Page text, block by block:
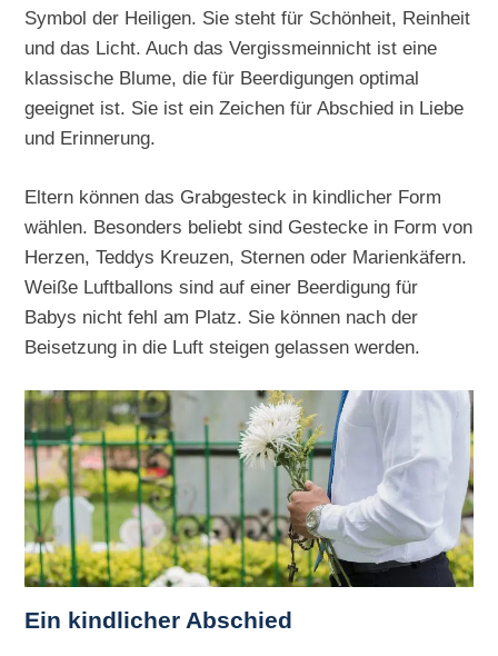
Symbol der Heiligen. Sie steht für Schönheit, Reinheit
und das Licht. Auch das Vergissmeinnicht ist eine
klassische Blume, die für Beerdigungen optimal
geeignet ist. Sie ist ein Zeichen für Abschied in Liebe
und Erinnerung.
Eltern können das Grabgesteck in kindlicher Form
wählen. Besonders beliebt sind Gestecke in Form von
Herzen, Teddys Kreuzen, Sternen oder Marienkäfern.
Weiße Luftballons sind auf einer Beerdigung für
Babys nicht fehl am Platz. Sie können nach der
Beisetzung in die Luft steigen gelassen werden.
Ein kindlicher Abschied